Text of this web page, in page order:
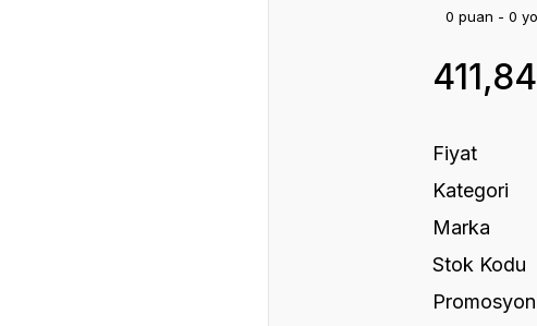
0 puan - 0
Fiyat
Kategori
Marka
Stok Kodu
Promosyon